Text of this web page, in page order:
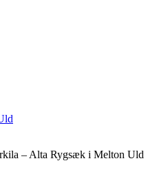
– Alta Rygsæk i Melton Uld